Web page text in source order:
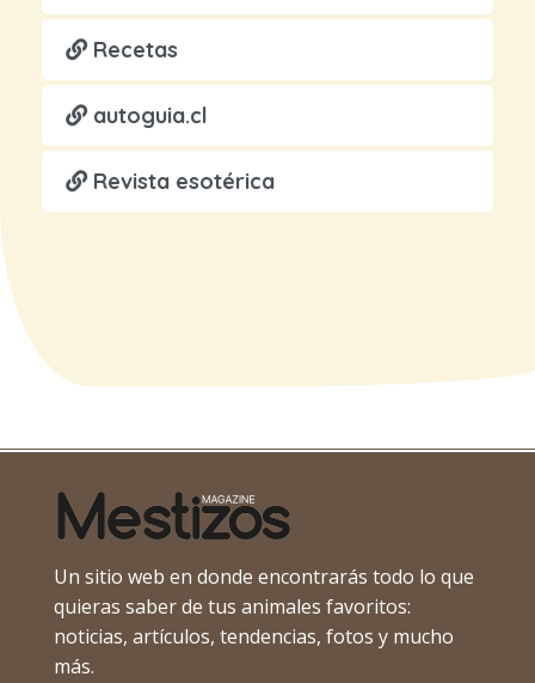
Recetas
autoguia.cl
Revista esotérica
Un sitio web en donde encontrarás todo lo que
quieras saber de tus animales favoritos:
noticias, artículos, tendencias, fotos y mucho
más.